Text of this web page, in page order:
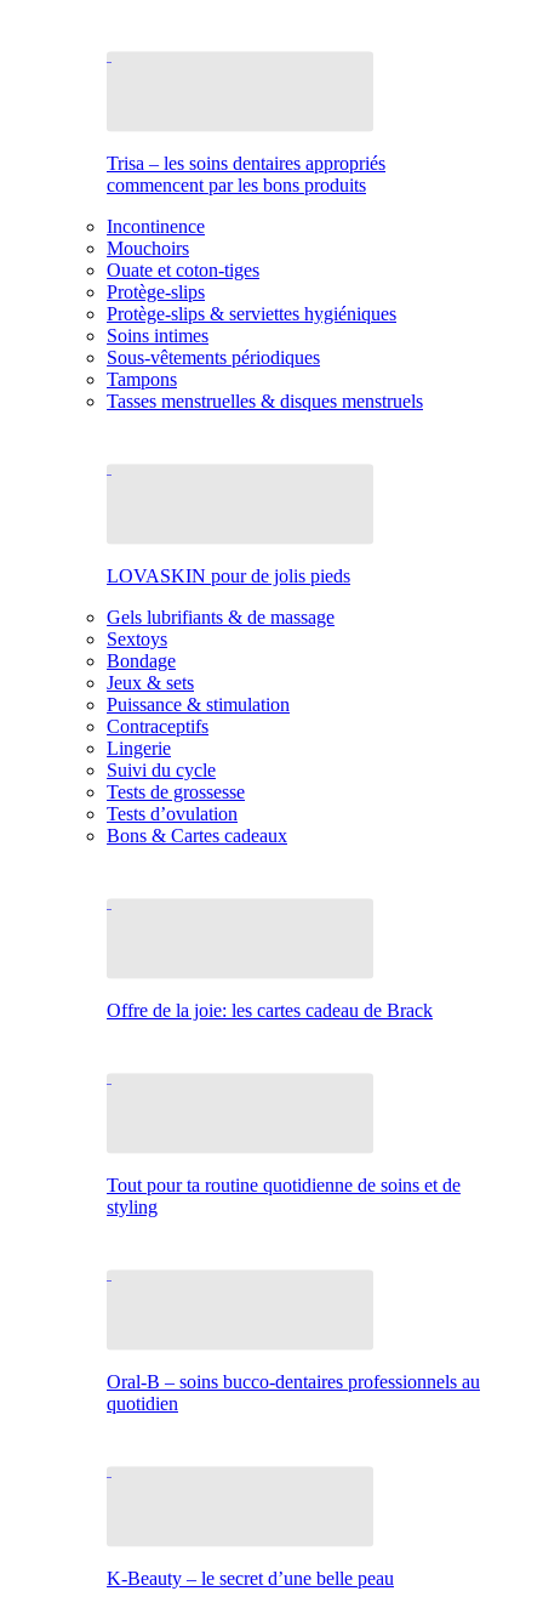
Trisa – les soins dentaires appropriés
commencent par les bons produits
Incontinence
Mouchoirs
Ouate et coton-tiges
Protège-slips
Protège-slips & serviettes hygiéniques
Soins intimes
Sous-vêtements périodiques
Tampons
Tasses menstruelles & disques menstruels
LOVASKIN pour de jolis pieds
Gels lubrifiants & de massage
Sextoys
Bondage
Jeux & sets
Puissance & stimulation
Contraceptifs
Lingerie
Suivi du cycle
Tests de grossesse
Tests d’ovulation
Bons & Cartes cadeaux
Offre de la joie: les cartes cadeau de Brack
Tout pour ta routine quotidienne de soins et de
styling
Oral-B – soins bucco-dentaires professionnels au
quotidien
K-Beauty – le secret d’une belle peau